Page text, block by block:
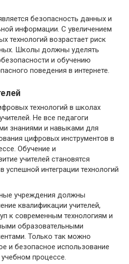
безопасность данных и
информации. С увеличением
технологий возрастает риск
Школы должны уделять
и обучению
поведения в интернете.
технологий в школах
Не все педагоги
знаниями и навыками для
цифровых инструментов в
Обучение и
учителей становятся
интеграции технологий
учреждения должны
квалификации учителей,
к современным технологиям и
образовательными
Только так можно
и безопасное использование
процессе.